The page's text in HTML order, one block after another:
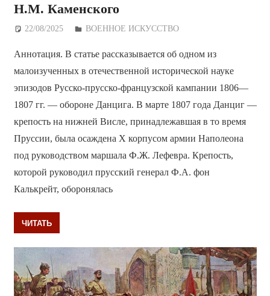
Н.М. Каменского
22/08/2025 Дежурный по Редакции
ВОЕННОЕ ИСКУССТВО
Аннотация. В статье рассказывается об одном из
малоизученных в отечественной исторической науке
эпизодов Русско-прусско-французской кампании 1806—
1807 гг. — обороне Данцига. В марте 1807 года Данциг —
крепость на нижней Висле, принадлежавшая в то время
Пруссии, была осаждена X корпусом армии Наполеона
под руководством маршала Ф.Ж. Лефевра. Крепость,
которой руководил прусский генерал Ф.А. фон
Калькрейт, оборонялась
ЧИТАТЬ